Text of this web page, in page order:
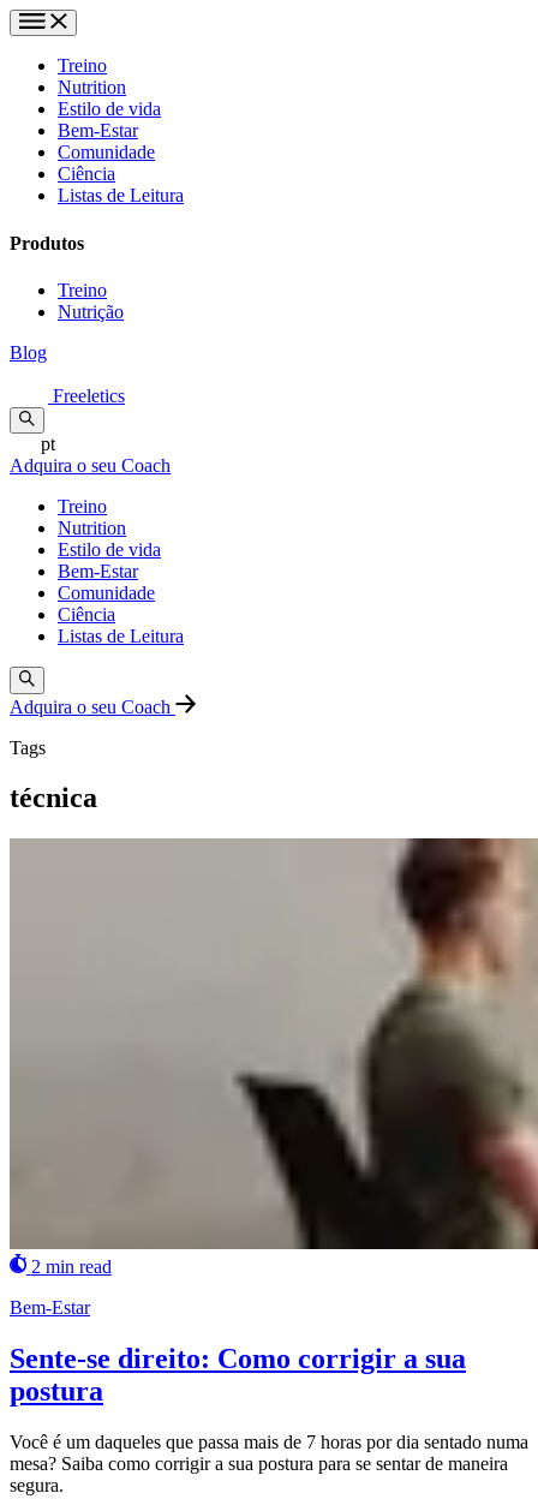
Treino
Nutrition
Estilo de vida
Bem-Estar
Comunidade
Ciência
Listas de Leitura
Produtos
Treino
Nutrição
Blog
Freeletics
pt
Adquira o seu Coach
Treino
Nutrition
Estilo de vida
Bem-Estar
Comunidade
Ciência
Listas de Leitura
Adquira o seu Coach
Tags
técnica
2 min read
Bem-Estar
Sente-se direito: Como corrigir a sua
postura
Você é um daqueles que passa mais de 7 horas por dia sentado numa
mesa? Saiba como corrigir a sua postura para se sentar de maneira
segura.